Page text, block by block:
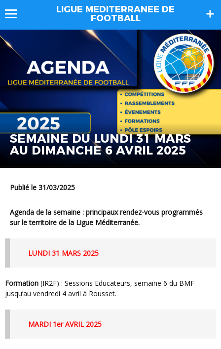
LIGUE MEDITERRANEE DE
FOOTBALL
SEMAINE DU LUNDI 31 MARS
AU DIMANCHE 6 AVRIL 2025
Publié le 31/03/2025
Agenda de la semaine : principaux rendez-vous programmés
sur le territoire de la Ligue Méditerranée.
LUNDI 31 MARS 2025
Formation (IR2F) : Sessions Educateurs, semaine 6 du BMF
jusqu’au vendredi 4 avril à Rousset.
MARDI 1er AVRIL 2025